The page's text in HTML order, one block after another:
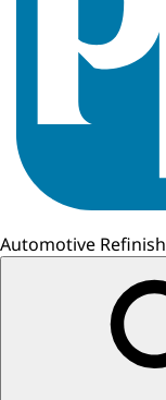
Automotive Refinish